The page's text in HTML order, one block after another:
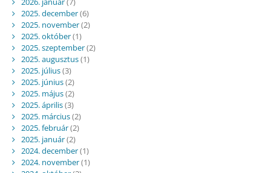
2025. december(6)
2025. november(2)
2025. október(1)
2025. szeptember(2)
2025. augusztus(1)
2025. július(3)
2025. június(2)
2025. május(2)
2025. április(3)
2025. március(2)
2025. február(2)
2025. január(2)
2024. december(1)
2024. november(1)